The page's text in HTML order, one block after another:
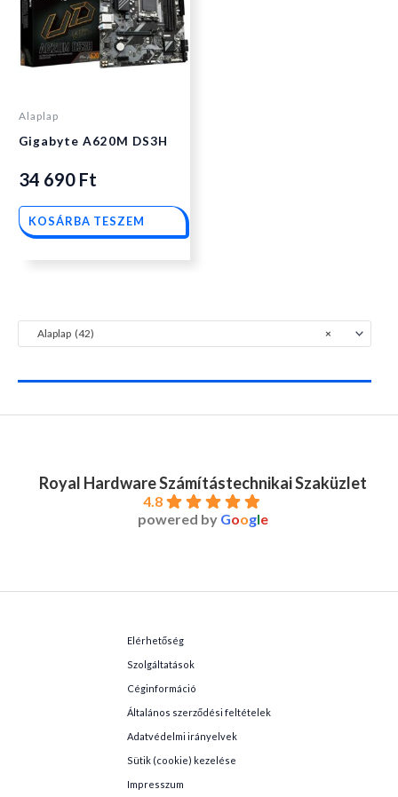
×
Alaplap (42)
Alaplap
Gigabyte A620M DS3H
34 690 Ft
KOSÁRBA TESZEM
Royal Hardware Számítástechnikai Szaküzlet
4.8
powered by Google
Elérhetőség
Szolgáltatások
Céginformáció
Általános szerződési feltételek
Adatvédelmi irányelvek
Sütik (cookie) kezelése
Impresszum